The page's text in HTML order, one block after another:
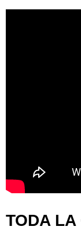
TODA LA